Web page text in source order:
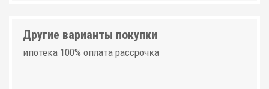
Другие варианты покупки
ипотека 100% оплата рассрочка